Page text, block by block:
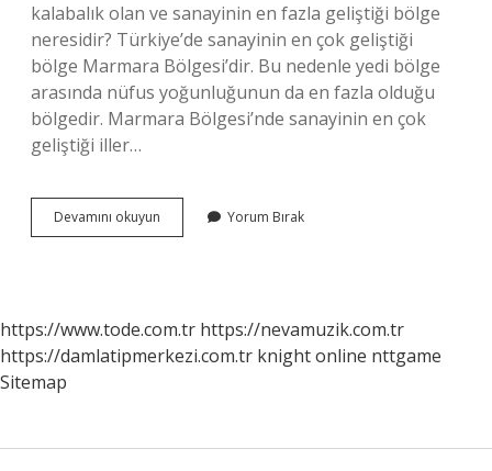
kalabalık olan ve sanayinin en fazla geliştiği bölge
neresidir? Türkiye’de sanayinin en çok geliştiği
bölge Marmara Bölgesi’dir. Bu nedenle yedi bölge
arasında nüfus yoğunluğunun da en fazla olduğu
bölgedir. Marmara Bölgesi’nde sanayinin en çok
geliştiği iller…
Devamını okuyun Sanayinin
En
Nedir
Yorum Bırak
https://www.tode.com.tr https://nevamuzik.com.tr
https://damlatipmerkezi.com.tr knight online nttgame
Sitemap